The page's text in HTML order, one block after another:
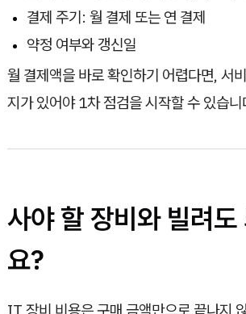
결제 주기: 월 결제 또는 연 결제
약정 여부와 갱신일
월 결제액을 바로 확인하기 어렵다면, 서
지가 있어야 1차 점검을 시작할 수 있습니
사야 할 장비와 빌려
요?
IT 장비 비용은 구매 금액만으로 끝나지